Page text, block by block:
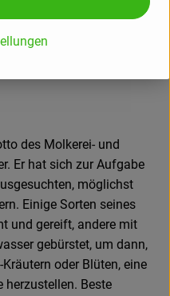
des Molkerei- und
Er hat sich zur Aufgabe
möglichst
Einige Sorten seines
und gereift, andere mit
gebürstet, um dann,
oder Blüten, eine
herzustellen. Beste